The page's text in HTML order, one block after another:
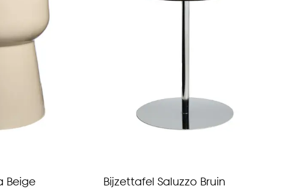
Beige Bijzettafel Saluzzo Bruin